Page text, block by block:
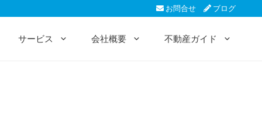
お問合せ ブログ
サービス 会社概要 不動産ガイド